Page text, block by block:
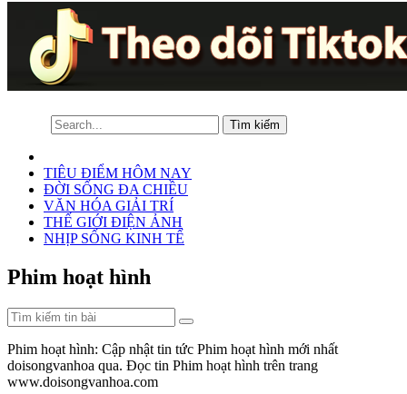
TIÊU ĐIỂM HÔM NAY
ĐỜI SỐNG ĐA CHIỀU
VĂN HÓA GIẢI TRÍ
THẾ GIỚI ĐIỆN ẢNH
NHỊP SỐNG KINH TẾ
Phim hoạt hình
Phim hoạt hình: Cập nhật tin tức Phim hoạt hình mới nhất
doisongvanhoa qua. Đọc tin Phim hoạt hình trên trang
www.doisongvanhoa.com